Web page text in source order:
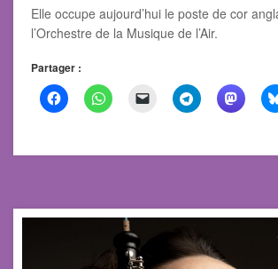
Elle occupe aujourd’hui le poste de cor
l’Orchestre de la Musique de l’Air.
Partager :